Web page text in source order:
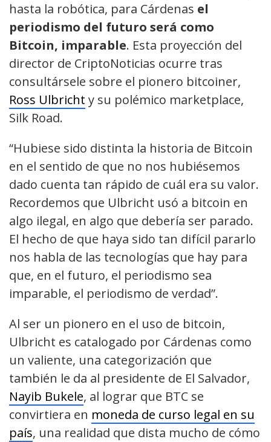
hasta la robótica, para Cárdenas el
periodismo del futuro será como
Bitcoin, imparable. Esta proyección del
director de CriptoNoticias ocurre tras
consultársele sobre el pionero bitcoiner,
Ross Ulbricht y su polémico marketplace,
Silk Road.
“Hubiese sido distinta la historia de Bitcoin
en el sentido de que no nos hubiésemos
dado cuenta tan rápido de cuál era su valor.
Recordemos que Ulbricht usó a bitcoin en
algo ilegal, en algo que debería ser parado.
El hecho de que haya sido tan difícil pararlo
nos habla de las tecnologías que hay para
que, en el futuro, el periodismo sea
imparable, el periodismo de verdad”.
Al ser un pionero en el uso de bitcoin,
Ulbricht es catalogado por Cárdenas como
un valiente, una categorización que
también le da al presidente de El Salvador,
Nayib Bukele, al lograr que BTC se
convirtiera en moneda de curso legal en su
país, una realidad que dista mucho de cómo